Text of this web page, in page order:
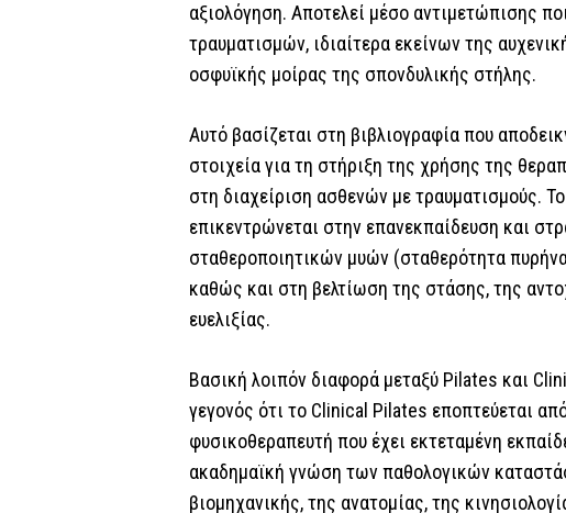
αξιολόγηση. Αποτελεί μέσο αντιμετώπισης
τραυματισμών, ιδιαίτερα εκείνων της
οσφυϊκής μοίρας της σπονδυλικής στήλης.
Αυτό βασίζεται στη βιβλιογραφία που
στοιχεία για τη στήριξη της χρήσης της
στη διαχείριση ασθενών με τραυματισμούς.
επικεντρώνεται στην επανεκπαίδευση και
σταθεροποιητικών μυών (σταθερότητα
καθώς και στη βελτίωση της στάσης, της
ευελιξίας.
Βασική λοιπόν διαφορά μεταξύ Pilates και
γεγονός ότι το Clinical Pilates εποπτεύεται
φυσικοθεραπευτή που έχει εκτεταμένη
ακαδημαϊκή γνώση των παθολογικών
βιομηχανικής, της ανατομίας, της